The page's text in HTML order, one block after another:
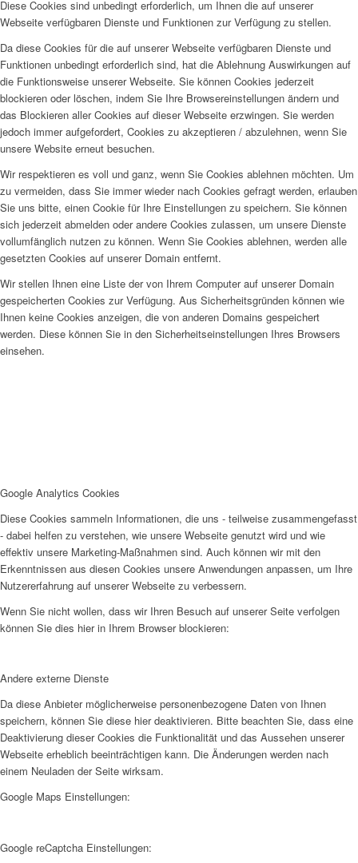
Diese Cookies sind unbedingt erforderlich, um Ihnen die auf unserer
Webseite verfügbaren Dienste und Funktionen zur Verfügung zu stellen.
Da diese Cookies für die auf unserer Webseite verfügbaren Dienste und
Funktionen unbedingt erforderlich sind, hat die Ablehnung Auswirkungen auf
die Funktionsweise unserer Webseite. Sie können Cookies jederzeit
blockieren oder löschen, indem Sie Ihre Browsereinstellungen ändern und
das Blockieren aller Cookies auf dieser Webseite erzwingen. Sie werden
jedoch immer aufgefordert, Cookies zu akzeptieren / abzulehnen, wenn Sie
unsere Website erneut besuchen.
Wir respektieren es voll und ganz, wenn Sie Cookies ablehnen möchten. Um
zu vermeiden, dass Sie immer wieder nach Cookies gefragt werden, erlauben
Sie uns bitte, einen Cookie für Ihre Einstellungen zu speichern. Sie können
sich jederzeit abmelden oder andere Cookies zulassen, um unsere Dienste
vollumfänglich nutzen zu können. Wenn Sie Cookies ablehnen, werden alle
gesetzten Cookies auf unserer Domain entfernt.
Wir stellen Ihnen eine Liste der von Ihrem Computer auf unserer Domain
gespeicherten Cookies zur Verfügung. Aus Sicherheitsgründen können wie
Ihnen keine Cookies anzeigen, die von anderen Domains gespeichert
werden. Diese können Sie in den Sicherheitseinstellungen Ihres Browsers
einsehen.
Google Analytics Cookies
Diese Cookies sammeln Informationen, die uns - teilweise zusammengefasst
- dabei helfen zu verstehen, wie unsere Webseite genutzt wird und wie
effektiv unsere Marketing-Maßnahmen sind. Auch können wir mit den
Erkenntnissen aus diesen Cookies unsere Anwendungen anpassen, um Ihre
Nutzererfahrung auf unserer Webseite zu verbessern.
Wenn Sie nicht wollen, dass wir Ihren Besuch auf unserer Seite verfolgen
können Sie dies hier in Ihrem Browser blockieren:
Andere externe Dienste
Da diese Anbieter möglicherweise personenbezogene Daten von Ihnen
speichern, können Sie diese hier deaktivieren. Bitte beachten Sie, dass eine
Deaktivierung dieser Cookies die Funktionalität und das Aussehen unserer
Webseite erheblich beeinträchtigen kann. Die Änderungen werden nach
einem Neuladen der Seite wirksam.
Google Maps Einstellungen:
Google reCaptcha Einstellungen: